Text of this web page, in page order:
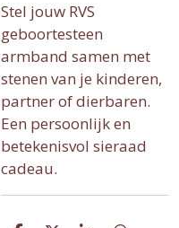
Stel jouw RVS
geboortesteen
armband samen met
stenen van je kinderen,
partner of dierbaren.
Een persoonlijk en
betekenisvol sieraad
cadeau.